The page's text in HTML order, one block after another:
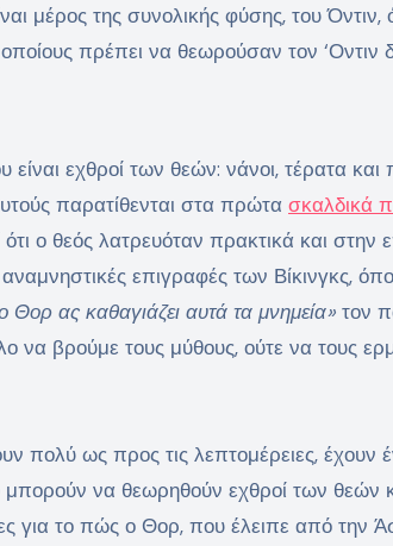
μέρος της συνολικής φύσης, του
πρέπει να θεωρούσαν τον ‘Οντιν
είναι εχθροί των θεών: νάνοι, τέρατα
παρατίθενται στα πρώτα σκαλδικά
ο θεός λατρευόταν πρακτικά και
επιγραφές των Βίκινγκς,
Θορ ας καθαγιάζει αυτά τα μνημεία» τον
να βρούμε τους μύθους, ούτε να τους
πολύ ως προς τις λεπτομέρειες,
να θεωρηθούν εχθροί των θεών
για το πώς ο Θορ, που έλειπε από την